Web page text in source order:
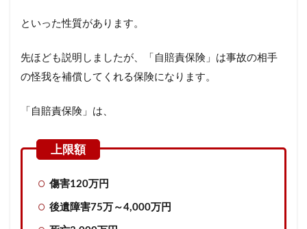
といった性質があります。
先ほども説明しましたが、「自賠責保険」は事故の相手
の怪我を補償してくれる保険になります。
「自賠責保険」は、
傷害120万円
後遺障害75万～4,000万円